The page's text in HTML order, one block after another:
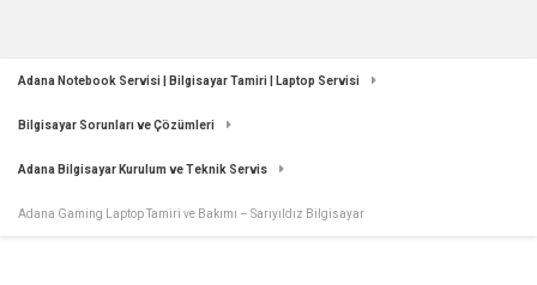
Adana Notebook Servisi | Bilgisayar Tamiri | Laptop Servisi
Bilgisayar Sorunları ve Çözümleri
Adana Bilgisayar Kurulum ve Teknik Servis
Adana Gaming Laptop Tamiri ve Bakımı – Sarıyıldız Bilgisayar